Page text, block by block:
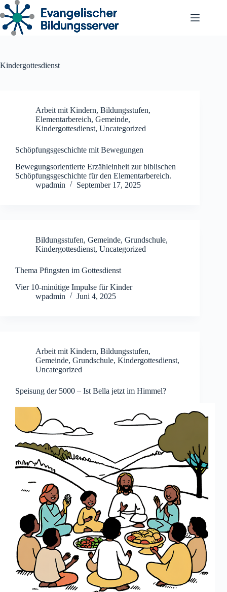
Zum
Inhalt
springen
Kindergottesdienst
Arbeit mit Kindern, Bildungsstufen,
Elementarbereich, Gemeinde,
Kindergottesdienst, Uncategorized
Schöpfungsgeschichte mit Bewegungen
Bewegungsorientierte Erzähleinheit zur biblischen
Schöpfungsgeschichte für den Elementarbereich.
wpadmin
September 17, 2025
Bildungsstufen, Gemeinde, Grundschule,
Kindergottesdienst, Uncategorized
Thema Pfingsten im Gottesdienst
Vier 10-minütige Impulse für Kinder
wpadmin
Juni 4, 2025
Arbeit mit Kindern, Bildungsstufen,
Gemeinde, Grundschule, Kindergottesdienst,
Uncategorized
Speisung der 5000 – Ist Bella jetzt im Himmel?